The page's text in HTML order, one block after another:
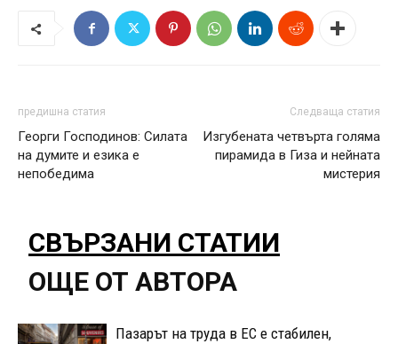
предишна статия
Георги Господинов: Силата
на думите и езика е
непобедима
Следваща статия
Изгубената четвърта голяма
пирамида в Гиза и нейната
мистерия
СВЪРЗАНИ СТАТИИ
ОЩЕ ОТ АВТОРА
Пазарът на труда в ЕС е стабилен,